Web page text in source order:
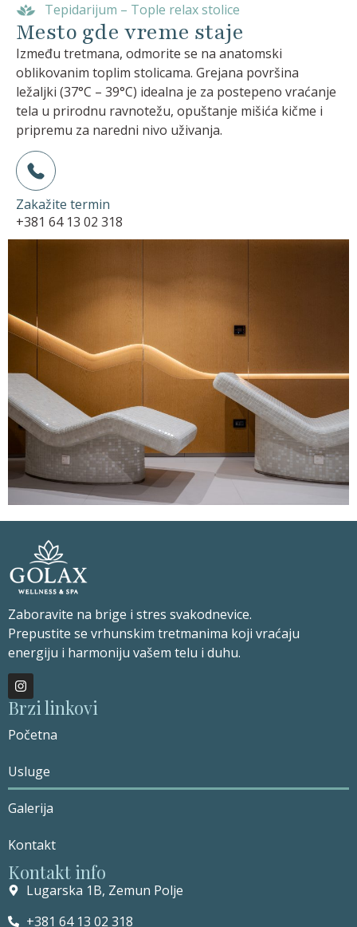
Tepidarijum – Tople relax stolice
Mesto gde vreme staje
Između tretmana, odmorite se na anatomski
oblikovanim toplim stolicama. Grejana površina
ležaljki (37°C – 39°C) idealna je za postepeno vraćanje
tela u prirodnu ravnotežu, opuštanje mišića kičme i
pripremu za naredni nivo uživanja.
Zakažite termin
+381 64 13 02 318
Zaboravite na brige i stres svakodnevice.
Prepustite se vrhunskim tretmanima koji vraćaju
energiju i harmoniju vašem telu i duhu.
Brzi linkovi
Početna
Usluge
Galerija
Kontakt
Kontakt info
Lugarska 1В, Zemun Polje
+381 64 13 02 318